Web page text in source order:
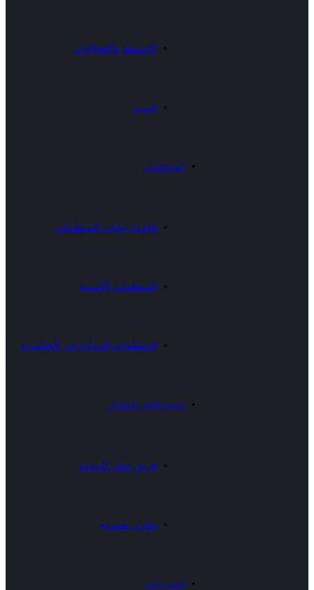
الانشطة والفعاليات
فيديو
المنظمات
قاعدة بيانات المنظمات
المنظمات الأممية
المنظمات الدولية غير الحكومية
وحدة الأمن الغذائي
فريق عمل الوحدة
تقارير شهرية
المديريات